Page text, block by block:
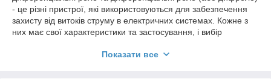
- це різні пристрої, які використовуються для забезпечення
захисту від витоків струму в електричних системах. Кожне з
них має свої характеристики та застосування, і вибір
Ось кілька переваг диффавтоматів у порівнянні з диффреле
Показати все